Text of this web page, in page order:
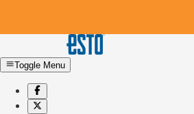
Toggle Menu